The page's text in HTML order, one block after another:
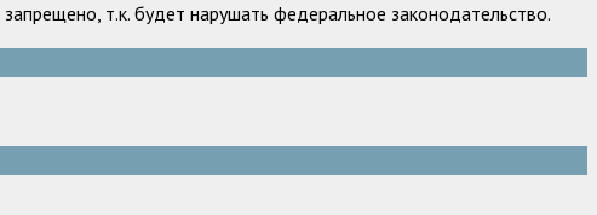
т.к. будет нарушать федеральное законодательство.